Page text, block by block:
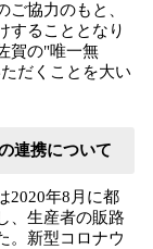
協力のもと、
することとなり
賀の"唯一無
だくことを大い
連携について
2020年8月に都
、生産者の販路
。新型コロナウ